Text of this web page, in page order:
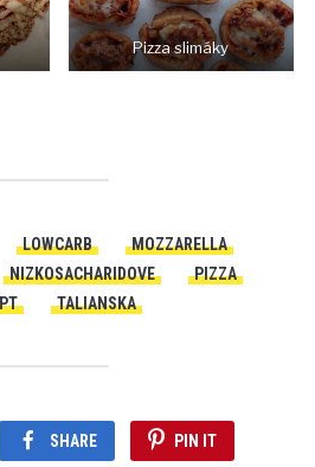
Pizza slimáky
LOWCARB
MOZZARELLA
NIZKOSACHARIDOVE
PIZZA
TALIANSKA
SHARE PIN IT